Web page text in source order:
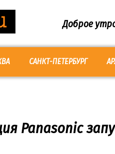
Доброе
САНКТ-ПЕТЕРБУРГ
Panasonic